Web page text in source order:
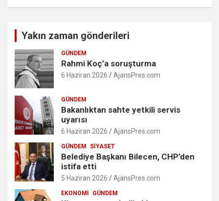
Yakın zaman gönderileri
GÜNDEM
Rahmi Koç’a soruşturma
6 Haziran 2026 AjansPres.com
GÜNDEM
Bakanlıktan sahte yetkili servis
uyarısı
6 Haziran 2026 AjansPres.com
GÜNDEM SIYASET
Belediye Başkanı Bilecen, CHP’den
istifa etti
5 Haziran 2026 AjansPres.com
EKONOMI GÜNDEM